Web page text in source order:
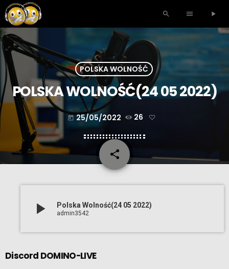
search menu play_arrow
POLSKA WOLNOŚĆ
POLSKA WOLNOŚĆ(24 05 2022)
today 25/05/2022 26
share
email
play_arrow Polska Wolność(24 05 2022)
admin3542
Discord DOMINO-LIVE